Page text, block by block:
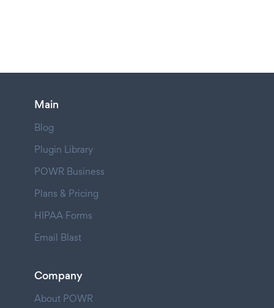
Main
Blog
Plugin Library
POWR Business
Plans & Pricing
HIPAA Forms
Email Blast
Company
About POWR